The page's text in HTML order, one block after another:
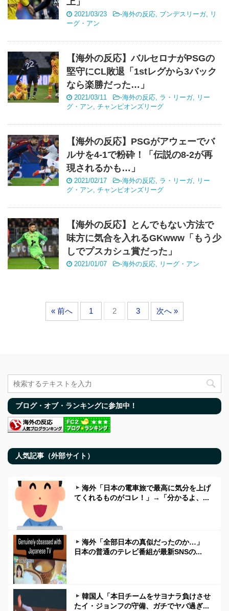
2021/03/23 -海外の反応, ブンデスリーガ, リ
ーグ・アン
【海外の反応】バルセロナがPSGの
堅守にCL敗退「1stレグから3バック
なら楽勝だった…」
2021/03/11 -海外の反応, ラ・リーガ, リー
グ・アン, チャンピオンズリーグ
【海外の反応】PSGがアウェーでバ
ルサを4‐1で粉砕！「伝説の8‐2が再
現されるかも…」
2021/02/17 -海外の反応, ラ・リーガ, リー
グ・アン, チャンピオンズリーグ
【海外の反応】とんでもない方法で
味方に気合を入れるGKwww「もう少
しでプスカシュ賞だった」
2021/01/07 -海外の反応, リーグ・アン
« 前へ 1 2 3 次へ »
ブログ・オブ・ランキングに参加中！
人気記事（外部サイト）
海外「日本の電車旅で最高に気分を上げ
てくれるものがコレ！」→「分かるよ、...
海外「全部日本の真似だったのか…」
日本の普通のテレビ番組が最新SNSの...
韓国人「本日チームをサヨナラ負けさせ
たイ・ジョンフの守備、ガチでヤバ過ぎ...